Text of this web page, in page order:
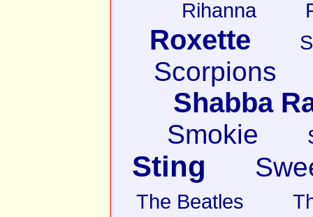
Rihanna
Roxette
Scorpions
Shabba
Smokie
Sting
The Beatles